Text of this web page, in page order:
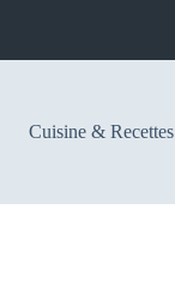
Cuisine & Recettes